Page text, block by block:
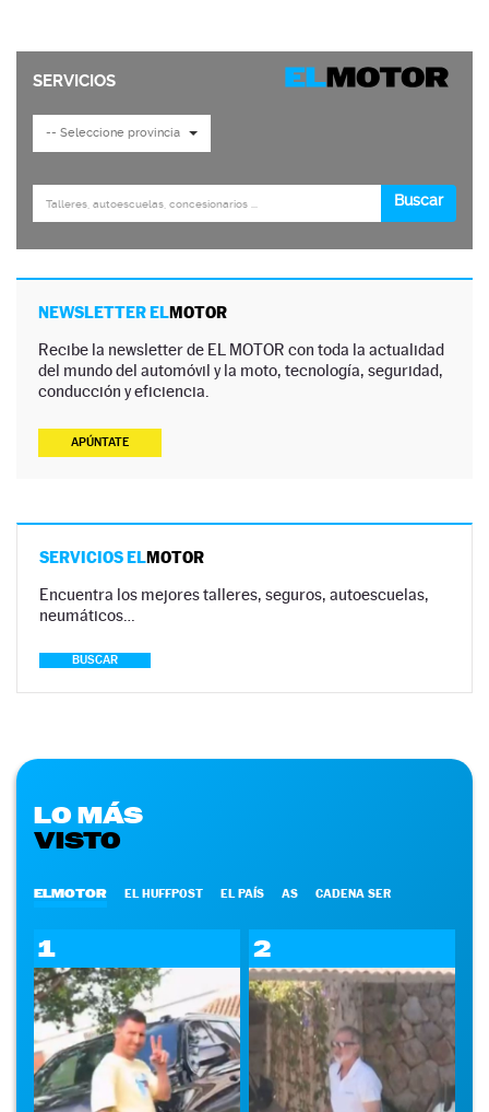
NEWSLETTER ELMOTOR
Recibe la newsletter de EL MOTOR con toda la actualidad
del mundo del automóvil y la moto, tecnología, seguridad,
conducción y eficiencia.
APÚNTATE
SERVICIOS ELMOTOR
Encuentra los mejores talleres, seguros, autoescuelas,
neumáticos…
BUSCAR
LO MÁS
VISTO
ELMOTOR EL HUFFPOST EL PAÍS AS CADENA SER
1 2